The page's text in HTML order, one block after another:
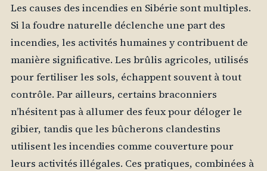
Les causes des incendies en Sibérie sont multiples.
Si la foudre naturelle déclenche une part des
incendies, les activités humaines y contribuent de
manière significative. Les brûlis agricoles, utilisés
pour fertiliser les sols, échappent souvent à tout
contrôle. Par ailleurs, certains braconniers
n’hésitent pas à allumer des feux pour déloger le
gibier, tandis que les bûcherons clandestins
utilisent les incendies comme couverture pour
leurs activités illégales. Ces pratiques, combinées à